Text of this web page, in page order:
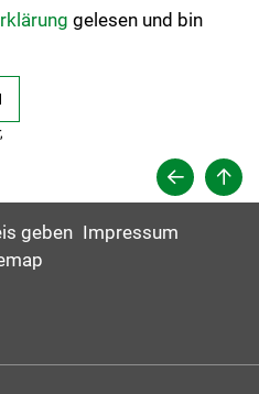
gelesen und bin
geben Impressum